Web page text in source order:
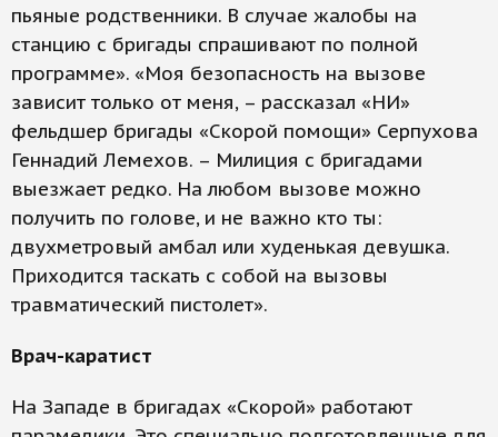
пьяные родственники. В случае жалобы на
станцию с бригады спрашивают по полной
программе». «Моя безопасность на вызове
зависит только от меня, – рассказал «НИ»
фельдшер бригады «Скорой помощи» Серпухова
Геннадий Лемехов. – Милиция с бригадами
выезжает редко. На любом вызове можно
получить по голове, и не важно кто ты:
двухметровый амбал или худенькая девушка.
Приходится таскать с собой на вызовы
травматический пистолет».
Врач-каратист
На Западе в бригадах «Скорой» работают